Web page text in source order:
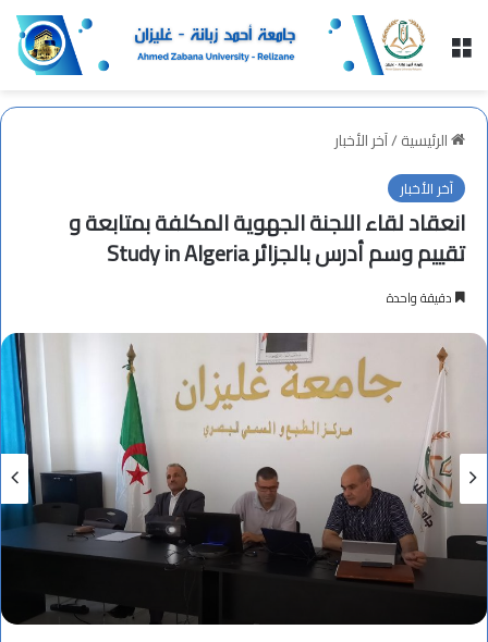
القائمة
الرئيسية/آخر الأخبار
آخر الأخبار
انعقاد لقاء اللجنة الجهوية المكلفة بمتابعة و
تقييم وسم أدرس بالجزائر Study in Algeria
دقيقة واحدة